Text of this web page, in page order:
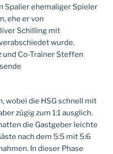
Spalier ehemaliger Spieler
ehe er von
Schilling mit
wurde.
Co-Trainer Steffen
wobei die HSG schnell mit
zügig zum 1:1 ausglich.
die Gastgeber leichte
nach dem 5:5 mit 5:6
In dieser Phase